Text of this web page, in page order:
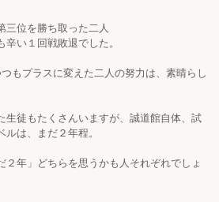
三位を勝ち取った二人
い１回戦敗退でした。
もプラスに変えた二人の努力は、素晴らし
生徒もたくさんいますが、誠道館自体、試
は、まだ２年程。
２年」どちらを思うかも人それぞれでしょ